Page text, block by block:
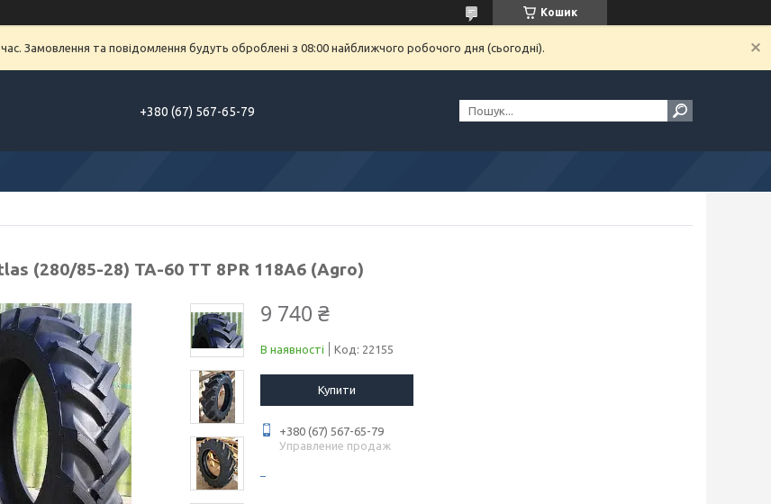
Кошик
Замовлення та повідомлення будуть оброблені з 08:00 найближчого робочого дня (сьогодні).
+380 (67) 567-65-79
(280/85-28) TA-60 TТ 8PR 118А6 (Agro)
9 740 ₴
В наявності Код: 22155
Купити
+380 (67) 567-65-79
Управление продаж